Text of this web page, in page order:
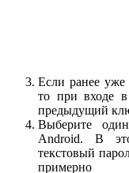
Если ранее уже
то при входе в
предыдущий
Выберите
Android. В
текстовый